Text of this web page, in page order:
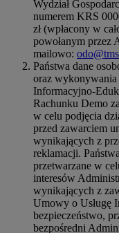
Wydział
numerem KRS
zł (wpłacony w
powołanym przez
mailowo:
Państwa dane
oraz wykonywania
Informacyjno-
Rachunku Demo
w celu podjęcia
przed zawarciem
wynikających z
reklamacji.
przetwarzane w
interesów
wynikających z
Umowy o Usługę
bezpieczeństwo,
bezpośredni